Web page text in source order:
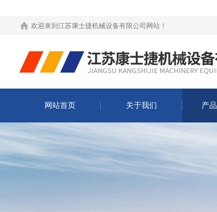
欢迎来到 江苏康士捷机械设备有限公司网站 ！
网站首页 关于我们 产